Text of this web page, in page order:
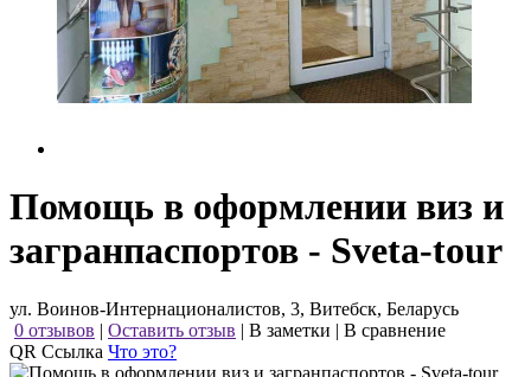
Помощь в оформлении виз и
загранпаспортов - Sveta-tour
ул. Воинов-Интернационалистов, 3, Витебск, Беларусь
0 отзывов | Оставить отзыв | В заметки | В сравнение
QR Ссылка Что это?